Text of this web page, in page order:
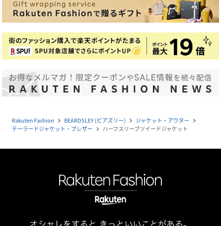
Rakuten Fashion navigate_next BEARDSLEY (ビアズリー) navigate_next ジャケット・アウター navigate_next
テーラードジャケット・ブレザー navigate_next ハーフスリーブツイードジャケット